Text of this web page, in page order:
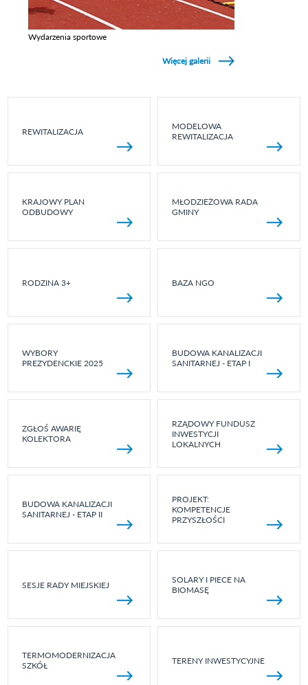
Wydarzenia sportowe
Więcej galerii
REWITALIZACJA
MODELOWA
REWITALIZACJA
KRAJOWY PLAN
ODBUDOWY
MŁODZIEŻOWA RADA
GMINY
RODZINA 3+ BAZA NGO
WYBORY
PREZYDENCKIE 2025
BUDOWA KANALIZACJI
SANITARNEJ - ETAP I
ZGŁOŚ AWARIĘ
KOLEKTORA
RZĄDOWY FUNDUSZ
INWESTYCJI
LOKALNYCH
BUDOWA KANALIZACJI
SANITARNEJ - ETAP II
PROJEKT:
KOMPETENCJE
PRZYSZŁOŚCI
SESJE RADY MIEJSKIEJ
SOLARY I PIECE NA
BIOMASĘ
TERMOMODERNIZACJA
SZKÓŁ
TERENY INWESTYCYJNE